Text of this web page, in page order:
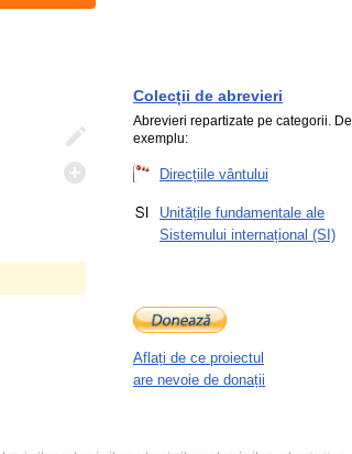
Colecții de abrevieri
Abrevieri repartizate pe categorii. De
exemplu:
Direcțiile vântului
Unitățile fundamentale ale
Sistemului internațional (SI)
Aflați de ce proiectul
are nevoie de donații